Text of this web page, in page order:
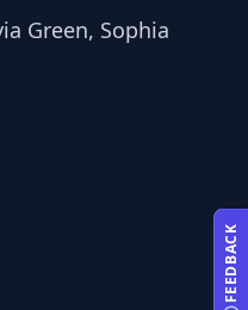
Green, Sophia
FEEDBACK